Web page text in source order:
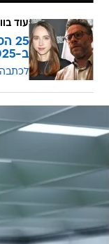
עוד
25
ב-2025